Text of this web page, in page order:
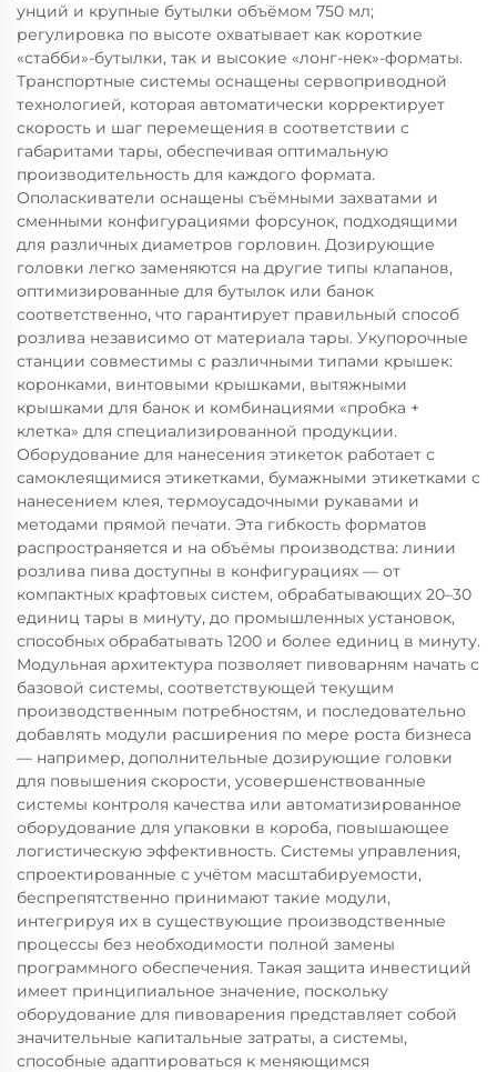
унций и крупные бутылки объёмом 750 мл;
регулировка по высоте охватывает как короткие
«стабби»-бутылки, так и высокие «лонг-нек»-форматы.
Транспортные системы оснащены сервоприводной
технологией, которая автоматически корректирует
скорость и шаг перемещения в соответствии с
габаритами тары, обеспечивая оптимальную
производительность для каждого формата.
Ополаскиватели оснащены съёмными захватами и
сменными конфигурациями форсунок, подходящими
для различных диаметров горловин. Дозирующие
головки легко заменяются на другие типы клапанов,
оптимизированные для бутылок или банок
соответственно, что гарантирует правильный способ
розлива независимо от материала тары. Укупорочные
станции совместимы с различными типами крышек:
коронками, винтовыми крышками, вытяжными
крышками для банок и комбинациями «пробка +
клетка» для специализированной продукции.
Оборудование для нанесения этикеток работает с
самоклеящимися этикетками, бумажными этикетками с
нанесением клея, термоусадочными рукавами и
методами прямой печати. Эта гибкость форматов
распространяется и на объёмы производства: линии
розлива пива доступны в конфигурациях — от
компактных крафтовых систем, обрабатывающих 20–30
единиц тары в минуту, до промышленных установок,
способных обрабатывать 1200 и более единиц в минуту.
Модульная архитектура позволяет пивоварням начать с
базовой системы, соответствующей текущим
производственным потребностям, и последовательно
добавлять модули расширения по мере роста бизнеса
— например, дополнительные дозирующие головки
для повышения скорости, усовершенствованные
системы контроля качества или автоматизированное
оборудование для упаковки в короба, повышающее
логистическую эффективность. Системы управления,
спроектированные с учётом масштабируемости,
беспрепятственно принимают такие модули,
интегрируя их в существующие производственные
процессы без необходимости полной замены
программного обеспечения. Такая защита инвестиций
имеет принципиальное значение, поскольку
оборудование для пивоварения представляет собой
значительные капитальные затраты, а системы,
способные адаптироваться к меняющимся